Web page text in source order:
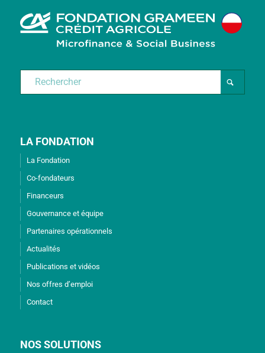
LA FONDATION
La Fondation
Co-fondateurs
Financeurs
Gouvernance et équipe
Partenaires opérationnels
Actualités
Publications et vidéos
Nos offres d’emploi
Contact
NOS SOLUTIONS